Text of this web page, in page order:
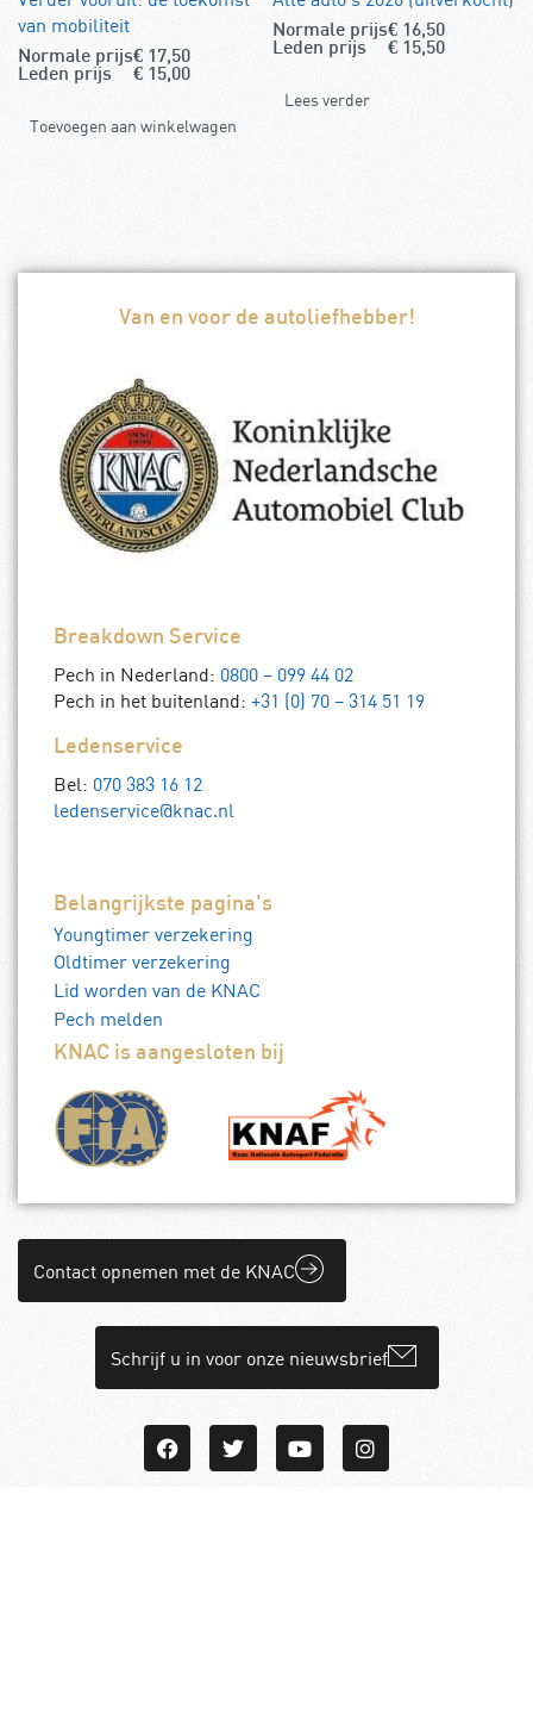
van mobiliteit
Normale prijs€ 17,50
Leden prijs
€ 15,00
Toevoegen aan winkelwagen
Normale prijs€ 16,50
Leden prijs
€ 15,50
Lees verder
Van en voor de autoliefhebber!
Breakdown Service
Pech in Nederland: 0800 – 099 44 02
Pech in het buitenland: +31 (0) 70 – 314 51 19
Ledenservice
Bel: 070 383 16 12
ledenservice@knac.nl
Belangrijkste pagina's
Youngtimer verzekering
Oldtimer verzekering
Lid worden van de KNAC
Pech melden
KNAC is aangesloten bij
Contact opnemen met de KNAC
Schrijf u in voor onze nieuwsbrief